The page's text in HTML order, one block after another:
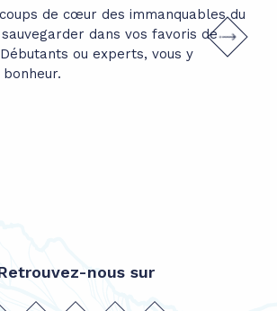
de cœur des immanquables du
dans vos favoris de
ou experts, vous y
nous sur